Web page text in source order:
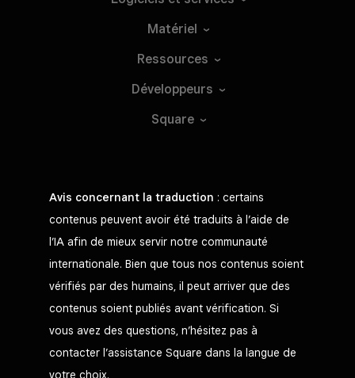
Matériel
Ressources
Développeurs
Square
Avis concernant la traduction : certains
contenus peuvent avoir été traduits à l’aide de
l’IA afin de mieux servir notre communauté
internationale. Bien que tous nos contenus soient
vérifiés par des humains, il peut arriver que des
contenus soient publiés avant vérification. Si
vous avez des questions, n’hésitez pas à
contacter l’assistance Square dans la langue de
votre choix.